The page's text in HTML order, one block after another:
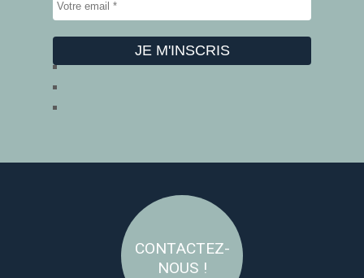
CONTACTEZ-
NOUS !